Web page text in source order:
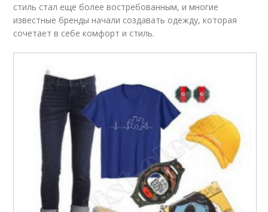
стиль стал еще более востребованным, и многие
известные бренды начали создавать одежду, которая
сочетает в себе комфорт и стиль.